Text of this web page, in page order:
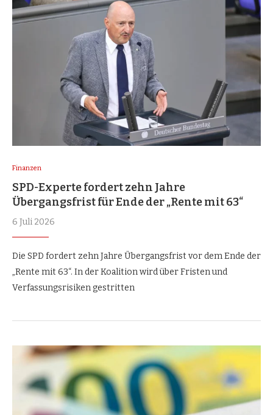
Finanzen
SPD-Experte fordert zehn Jahre
Übergangsfrist für Ende der „Rente mit 63“
6 Juli 2026
Die SPD fordert zehn Jahre Übergangsfrist vor dem Ende der
„Rente mit 63“. In der Koalition wird über Fristen und
Verfassungsrisiken gestritten